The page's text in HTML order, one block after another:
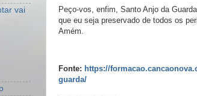
Peço-vos, enfim, Santo Anjo da
que eu seja preservado de todos os
Amém.
Fonte: https://
guarda/
vai